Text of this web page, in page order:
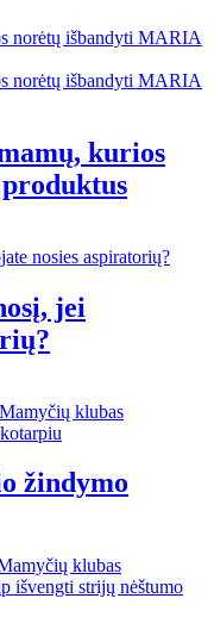
kurios
jei
Mamyčių klubas
žindymo
klubas